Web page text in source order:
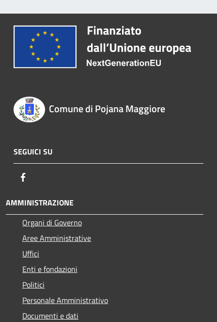
Comune di Pojana Maggiore
SEGUICI SU
AMMINISTRAZIONE
Organi di Governo
Aree Amministrative
Uffici
Enti e fondazioni
Politici
Personale Amministrativo
Documenti e dati